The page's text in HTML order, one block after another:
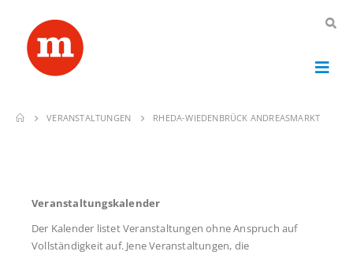
VERANSTALTUNGEN RHEDA-WIEDENBRÜCK ANDREASMARKT
Veranstaltungskalender
Der Kalender listet Veranstaltungen ohne Anspruch auf
Vollständigkeit auf. Jene Veranstaltungen, die